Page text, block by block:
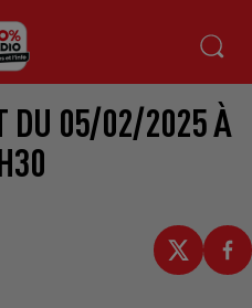
DU 05/02/2025 À